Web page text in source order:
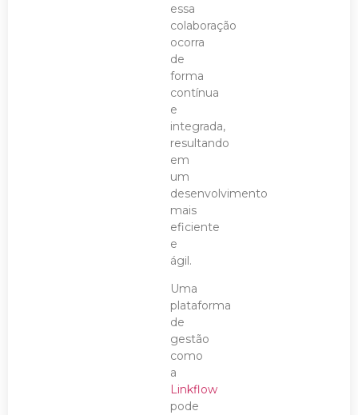
essa
colaboração
ocorra
de
forma
contínua
e
integrada,
resultando
em
um
desenvolvimento
mais
eficiente
e
ágil.
Uma
plataforma
de
gestão
como
a
Linkflow
pode